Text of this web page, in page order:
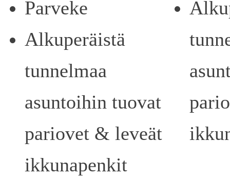
Parveke
Alkuperäistä
tunnelmaa
asuntoihin tuovat
pariovet & leveät
ikkunapenkit